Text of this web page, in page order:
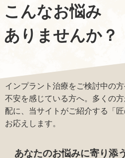
こんなお悩み
ありませんか？
インプラント治療をご検討中の
不安を感じている方へ。多くの
配に、当サイトがご紹介する「
お応えします。
あなたのお悩みに寄り添う